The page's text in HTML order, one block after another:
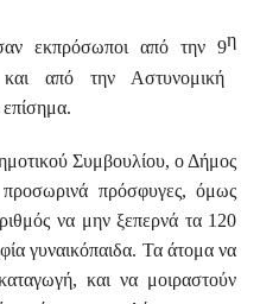
εκπρόσωποι από την 9η
και από την Αστυνομική
Συμβουλίου, ο Δήμος
προσωρινά πρόσφυγες, όμως
να μην ξεπερνά τα 120
γυναικόπαιδα. Τα άτομα να
και να μοιραστούν